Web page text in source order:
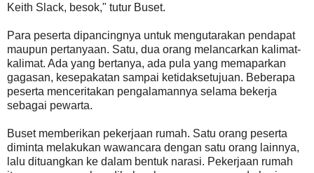
Keith Slack, besok," tutur Buset.
Para peserta dipancingnya untuk mengutarakan pendapat
maupun pertanyaan. Satu, dua orang melancarkan kalimat-
kalimat. Ada yang bertanya, ada pula yang memaparkan
gagasan, kesepakatan sampai ketidaksetujuan. Beberapa
peserta menceritakan pengalamannya selama bekerja
sebagai pewarta.
Buset memberikan pekerjaan rumah. Satu orang peserta
diminta melakukan wawancara dengan satu orang lainnya,
lalu dituangkan ke dalam bentuk narasi. Pekerjaan rumah